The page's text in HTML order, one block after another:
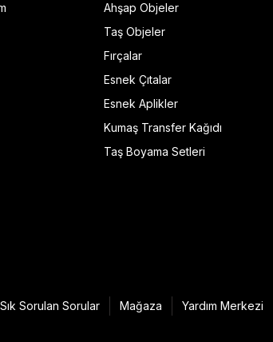
Ahşap Objeler
Taş Objeler
Fırçalar
Esnek Çıtalar
Esnek Aplikler
Kumaş Transfer Kağıdı
Taş Boyama Setleri
Sık Sorulan Sorular Mağaza Yardım Merkezi